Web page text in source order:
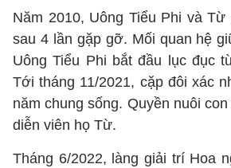
Năm 2010, Uông Tiểu Phi và
sau 4 lần gặp gỡ. Mối quan hệ
Uông Tiểu Phi bắt đầu lục đục
Tới tháng 11/2021, cặp đôi xác
năm chung sống. Quyền nuôi
diễn viên họ Từ.
Tháng 6/2022, làng giải trí Hoa